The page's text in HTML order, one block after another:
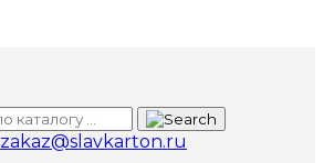
zakaz@slavkarton.ru